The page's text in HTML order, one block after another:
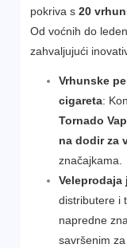
pokriva s20
Od voćnih do
zahvaljujući
Vrhunske
cigareta:
Tornado
na dodir za
značajkama.
distributere i
napredne
savršenim